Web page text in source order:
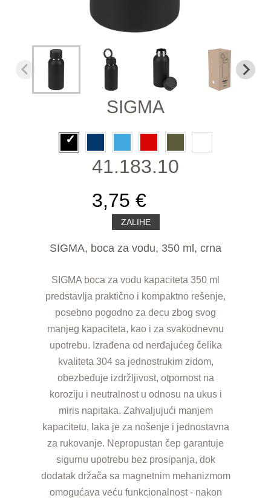
SIGMA
41.183.10
3,75 €
ZALIHE
SIGMA, boca za vodu, 350 ml, crna
SIGMA boca za vodu kapaciteta 350 ml
predstavlja praktično i kompaktno rešenje,
posebno pogodno za decu zbog svog
manjeg kapaciteta, kao i za svakodnevnu
upotrebu. Izrađena od nerđajućeg čelika
kvaliteta 304 sa jednostrukim zidom,
obezbeđuje izdržljivost, otpornost na
koroziju i neutralnost u odnosu na ukus i
miris napitaka. Zahvaljujući manjem
kapacitetu, laka je za nošenje i jednostavna
za rukovanje. Nepropustan čep garantuje
sigurnu upotrebu bez prosipanja, dok
dodatak držača sa magnetnim mehanizmom
omogućava veću funkcionalnost - nakon